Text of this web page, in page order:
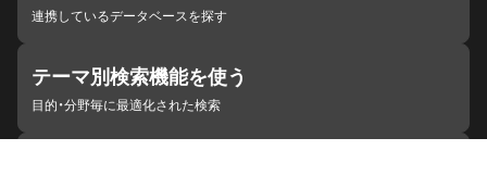
連携しているデータベースを探す
テーマ別検索機能を使う
目的・分野毎に最適化された検索